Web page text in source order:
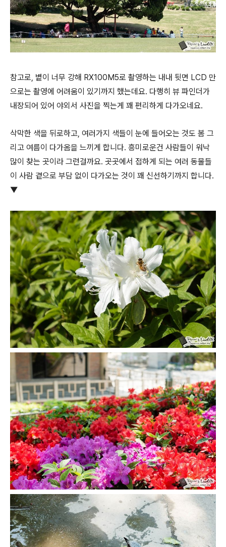
참고로, 볕이 너무 강해 RX100M5로 촬영하는 내내 뒷면 LCD 만
으로는 촬영에 어려움이 있기까지 했는데요. 다행히 뷰 파인더가
내장되어 있어 야외서 사진을 찍는게 꽤 편리하게 다가오네요.
삭막한 색을 뒤로하고, 여러가지 색들이 눈에 들어오는 것도 봄 그
리고 여름이 다가옴을 느끼게 합니다. 흥미로운건 사람들이 워낙
많이 찾는 곳이라 그런걸까요. 곳곳에서 접하게 되는 여러 동물들
이 사람 곁으로 부담 없이 다가오는 것이 꽤 신선하기까지 합니다.
▼